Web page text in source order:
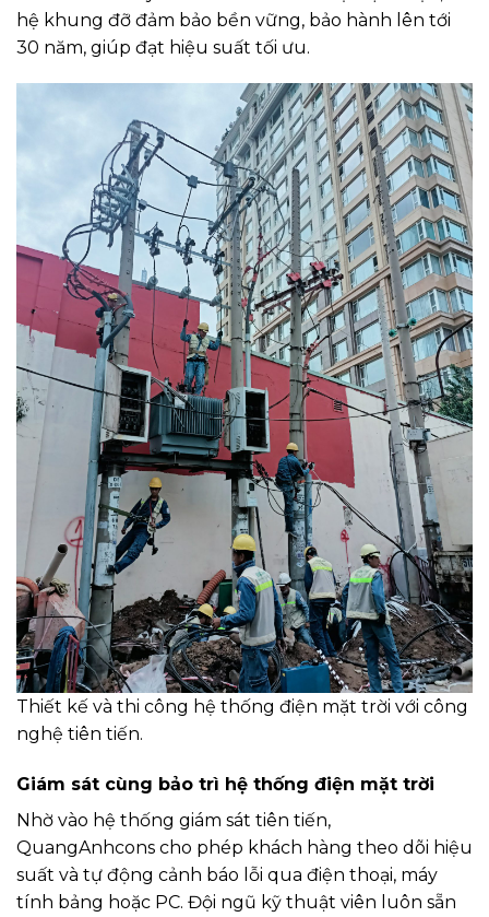
hệ khung đỡ đảm bảo bền vững, bảo hành lên tới
30 năm, giúp đạt hiệu suất tối ưu.
Thiết kế và thi công hệ thống điện mặt trời với công
nghệ tiên tiến.
Giám sát cùng bảo trì hệ thống điện mặt trời
Nhờ vào hệ thống giám sát tiên tiến,
QuangAnhcons cho phép khách hàng theo dõi hiệu
suất và tự động cảnh báo lỗi qua điện thoại, máy
tính bảng hoặc PC. Đội ngũ kỹ thuật viên luôn sẵn